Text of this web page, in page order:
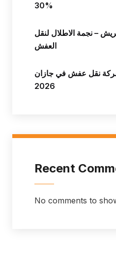
30%
– نجمة الاطلال لنقل
العفش
نقل عفش في جازان
2026
Recent
No comments to